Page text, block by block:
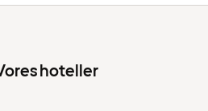
hoteller